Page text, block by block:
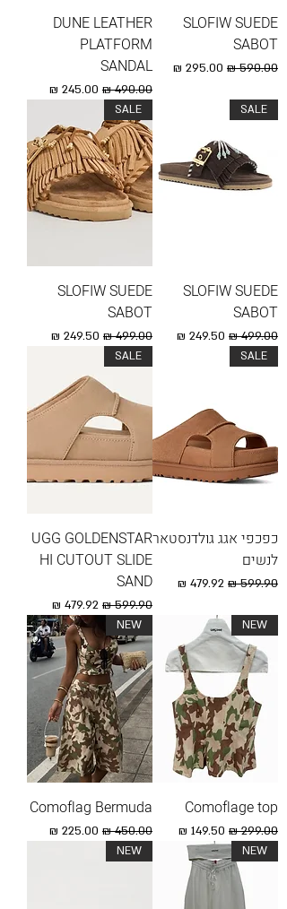
SLOFIW SUEDE
SABOT
מחיר רגיל מחיר מבצע
DUNE LEATHER
PLATFORM
SANDAL
מחיר רגיל מחיר מבצע
SALE
SLOFIW SUEDE
SABOT
מחיר רגיל מחיר מבצע
SALE
SLOFIW SUEDE
SABOT
מחיר רגיל מחיר מבצע
SALE
כפכפי אגג גולדנסטאר
לנשים
מחיר רגיל מחיר מבצע
SALE
UGG GOLDENSTAR
HI CUTOUT SLIDE
SAND
מחיר רגיל מחיר מבצע
NEW
Comoflage top
מחיר רגיל מחיר מבצע
NEW
Comoflag Bermuda
מחיר רגיל מחיר מבצע
NEW
NEW